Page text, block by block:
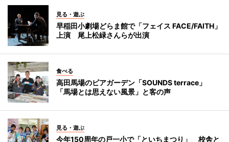
見る・遊ぶ
早稲田小劇場どらま館で「フェイス FACE/FAITH」
上演 尾上松緑さんらが出演
食べる
高田馬場のビアガーデン「SOUNDS terrace」
「馬場とは思えない風景」と客の声
見る・遊ぶ
今年150周年の戸一小で「といちまつり」 校舎と